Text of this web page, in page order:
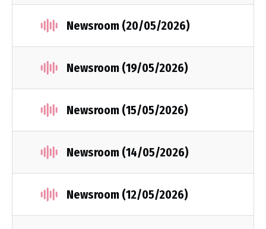
Newsroom (20/05/2026)
Newsroom (19/05/2026)
Newsroom (15/05/2026)
Newsroom (14/05/2026)
Newsroom (12/05/2026)